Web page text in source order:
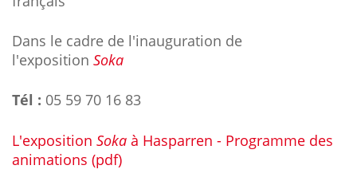
Dans le cadre de l'inauguration de
l'exposition Soka
Tél : 05 59 70 16 83
L'exposition Soka à Hasparren - Programme des
animations (pdf)